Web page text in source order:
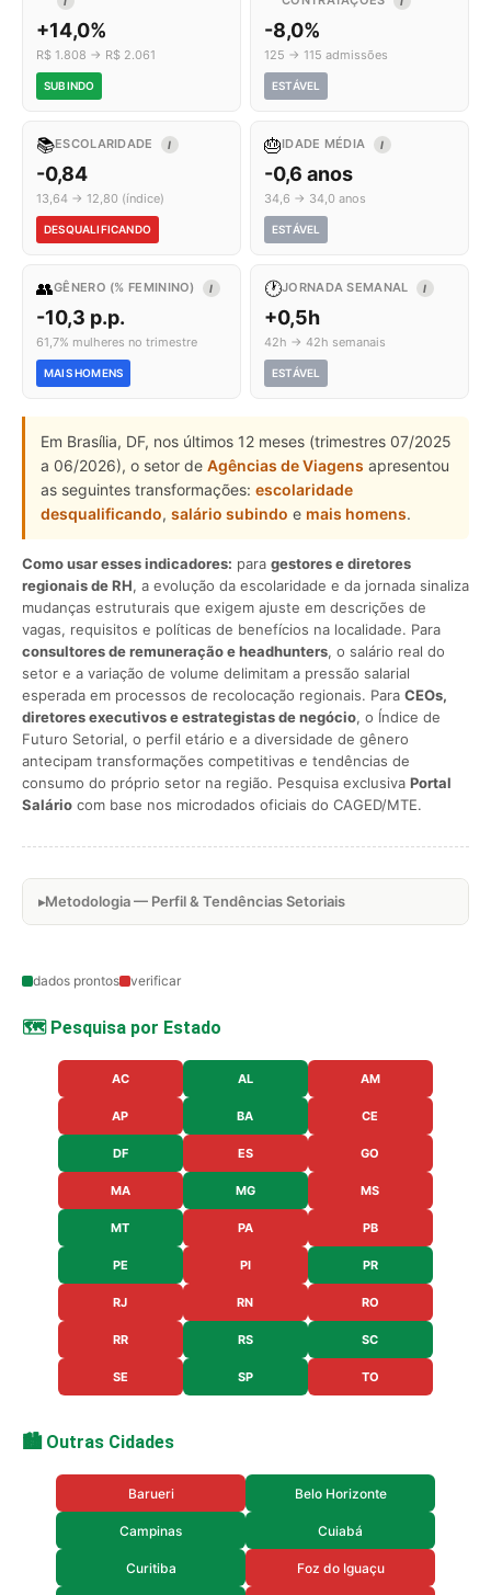
+14,0%
R$ 1.808 → R$ 2.061
SUBINDO
-8,0%
125 → 115 admissões
ESTÁVEL
📚ESCOLARIDADE I
-0,84
13,64 → 12,80 (índice)
DESQUALIFICANDO
🎂IDADE MÉDIA I
-0,6 anos
34,6 → 34,0 anos
ESTÁVEL
👥GÊNERO (% FEMININO) I
-10,3 p.p.
61,7% mulheres no trimestre
MAIS HOMENS
🕐JORNADA SEMANAL I
+0,5h
42h → 42h semanais
ESTÁVEL
Em Brasília, DF, nos últimos 12 meses (trimestres 07/2025
a 06/2026), o setor de Agências de Viagens apresentou
as seguintes transformações: escolaridade
desqualificando, salário subindo e mais homens.
Como usar esses indicadores: para gestores e diretores
regionais de RH, a evolução da escolaridade e da jornada sinaliza
mudanças estruturais que exigem ajuste em descrições de
vagas, requisitos e políticas de benefícios na localidade. Para
consultores de remuneração e headhunters, o salário real do
setor e a variação de volume delimitam a pressão salarial
esperada em processos de recolocação regionais. Para CEOs,
diretores executivos e estrategistas de negócio, o Índice de
Futuro Setorial, o perfil etário e a diversidade de gênero
antecipam transformações competitivas e tendências de
consumo do próprio setor na região. Pesquisa exclusiva Portal
Salário com base nos microdados oficiais do CAGED/MTE.
Metodologia — Perfil & Tendências Setoriais
dados prontos verificar
🗺️ Pesquisa por Estado
AC AL AM
AP BA CE
DF ES GO
MA MG MS
MT PA PB
PE PI PR
RJ RN RO
RR RS SC
SE SP TO
🏙️ Outras Cidades
Barueri Belo Horizonte
Campinas Cuiabá
Curitiba Foz do Iguaçu